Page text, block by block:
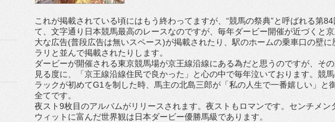
これが掲載されている頃にはもう終わってますが、“競馬の祭典”と呼ばれる第
て、文字通り日本競馬最高のレースなのですが、毎年ダービー開催が近づくと
大な広告(普段広告は無いスペース)が掲載されたり、駅のホームの乗車口の壁
ラリと並んで掲載されたりします。
ダービーが開催される東京競馬場が京王線沿線にある為だと思うのですが、そ
見る度に、「京王線沿線住民で良かった」と心の中で毎年泣いております。競
ラックが初めてG1を制した時、馬主の北島三郎が「私の人生で一番嬉しい」と
全てです。
夜スト9枚目のアルバムがリリースされます。夜ストもロマンです。センチメン
ウィットに富んだ世界観は日本ダービー優勝馬級であります。